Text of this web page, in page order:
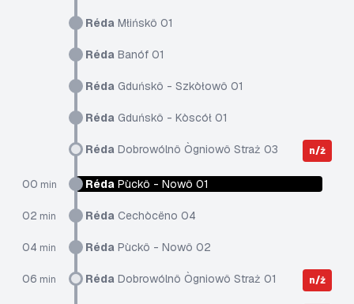
Réda Młińskô 01
Réda Banóf 01
Réda Gduńskô - Szkòłowô 01
Réda Gduńskô - Kòscół 01
Réda Dobrowólnô Ògniowô Straż 03 n/ż
00 min Réda Pùckô - Nowô 01
02 min Réda Cechòcëno 04
04 min Réda Pùckô - Nowô 02
06 min Réda Dobrowólnô Ògniowô Straż 01 n/ż